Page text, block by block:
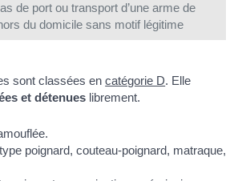
de port ou transport d’une arme de
du domicile sans motif légitime
sont classées encatégorie D. Elle
et détenues librement.
poignard, couteau-poignard, matraque,